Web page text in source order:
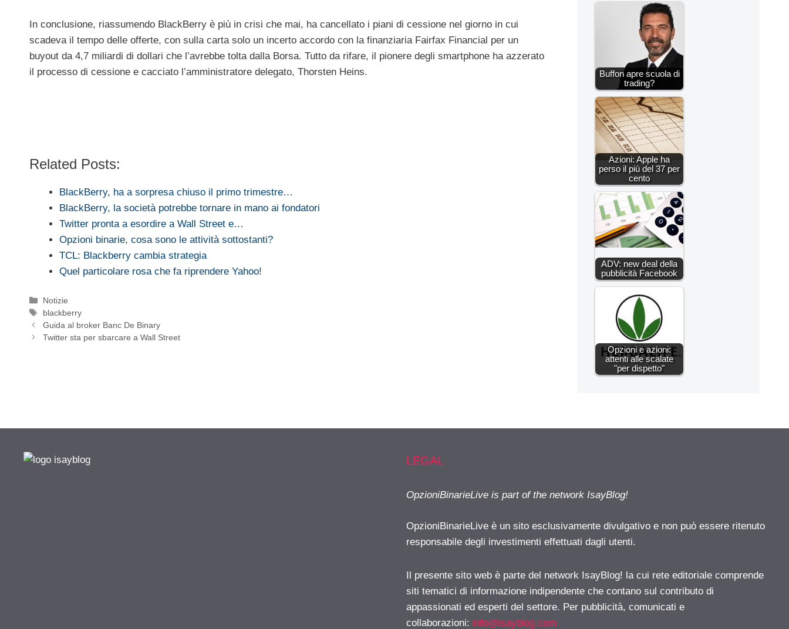
In conclusione, riassumendo BlackBerry è più in crisi che mai, ha cancellato i piani di cessione nel giorno in cui
scadeva il tempo delle offerte, con sulla carta solo un incerto accordo con la finanziaria Fairfax Financial per un
buyout da 4,7 miliardi di dollari che l’avrebbe tolta dalla Borsa. Tutto da rifare, il pionere degli smartphone ha azzerato
il processo di cessione e cacciato l’amministratore delegato, Thorsten Heins.
Related Posts:
BlackBerry, ha a sorpresa chiuso il primo trimestre…
BlackBerry, la società potrebbe tornare in mano ai fondatori
Twitter pronta a esordire a Wall Street e…
Opzioni binarie, cosa sono le attività sottostanti?
TCL: Blackberry cambia strategia
Quel particolare rosa che fa riprendere Yahoo!
Categorie
Notizie
Tag
blackberry
Guida al broker Banc De Binary
Twitter sta per sbarcare a Wall Street
Buffon apre scuola di
trading?
Azioni: Apple ha
perso il più del 37 per
cento
ADV: new deal della
pubblicità Facebook
Opzioni e azioni:
attenti alle scalate
"per dispetto"
LEGAL
OpzioniBinarieLive is part of the network IsayBlog!
OpzioniBinarieLive è un sito esclusivamente divulgativo e non può essere ritenuto
responsabile degli investimenti effettuati dagli utenti.
Il presente sito web è parte del network IsayBlog! la cui rete editoriale comprende
siti tematici di informazione indipendente che contano sul contributo di
appassionati ed esperti del settore. Per pubblicità, comunicati e
collaborazioni: info@isayblog.com